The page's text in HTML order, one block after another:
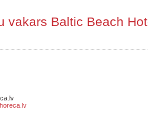
vakars Baltic Beach